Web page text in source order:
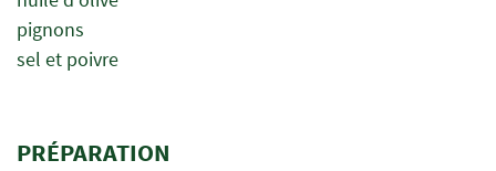
pignons
sel et poivre
PRÉPARATION